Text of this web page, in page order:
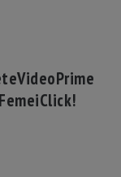
VideoPrime
Click!